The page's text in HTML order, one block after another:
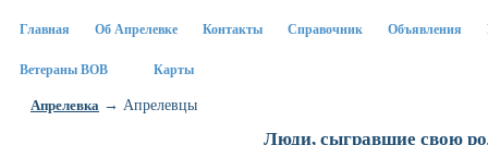
Главная Об Апрелевке Контакты Справочник Объявления
Ветераны ВОВ Карты
Апрелевка → Апрелевцы
Люди, сыгравшие свою